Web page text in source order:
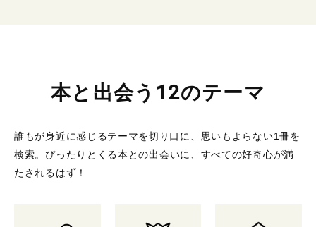
本と出会う12のテーマ
誰もが身近に感じるテーマを切り口に、思いもよらない1冊を
検索。 ぴったりとくる本との出会いに、すべての好奇心が満
たされるはず！